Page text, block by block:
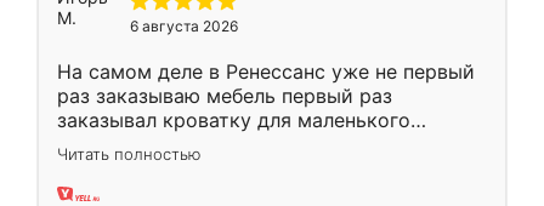
6 августа 2026
На самом деле в Ренессанс уже не первый
раз заказываю мебель первый раз
заказывал кроватку для маленького
ребёнка при его рождении ,во второй раз
заказал шкаф-купе. По качеству очень
хорошее сборка достаточно быстрая,
Читать полностью